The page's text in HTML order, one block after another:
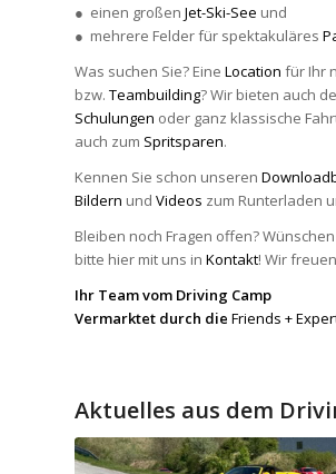
● einen großen Jet-Ski-See und
● mehrere Felder für spektakuläres
Was suchen Sie? Eine Location für Ihr
bzw. Teambuilding? Wir bieten auch
Schulungen oder ganz klassische
auch zum Spritsparen.
Kennen Sie schon unseren
Bildern und Videos zum Runterladen
Bleiben noch Fragen offen?
bitte hier mit uns in Kontakt! Wir
Ihr Team vom Driving Camp
Vermarktet durch die Friends +
Aktuelles aus dem